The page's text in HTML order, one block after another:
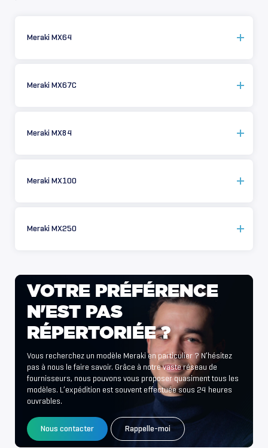
Meraki MX64
Meraki MX67C
Meraki MX84
Meraki MX100
Meraki MX250
VOTRE PRÉFÉRENCE
N'EST PAS
RÉPERTORIÉE ?
Vous recherchez un modèle Meraki en particulier ? N’hésitez
pas à nous le faire savoir. Grâce à notre vaste réseau de
fournisseurs, nous pouvons vous proposer quasiment tous les
modèles. L’expédition est souvent effectuée sous 24 heures
ouvrables.
Nous contacter Rappelle-moi